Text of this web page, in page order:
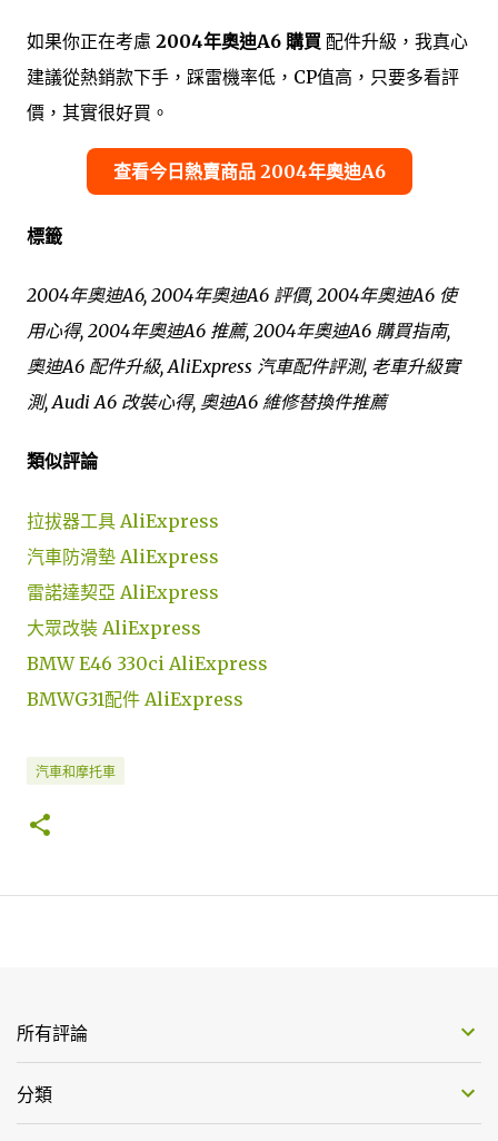
如果你正在考慮 2004年奧迪A6 購買 配件升級，我真心
建議從熱銷款下手，踩雷機率低，CP值高，只要多看評
價，其實很好買。
查看今日熱賣商品 2004年奧迪A6
標籤
2004年奧迪A6, 2004年奧迪A6 評價, 2004年奧迪A6 使
用心得, 2004年奧迪A6 推薦, 2004年奧迪A6 購買指南,
奧迪A6 配件升級, AliExpress 汽車配件評測, 老車升級實
測, Audi A6 改裝心得, 奧迪A6 維修替換件推薦
類似評論
拉拔器工具 AliExpress
汽車防滑墊 AliExpress
雷諾達契亞 AliExpress
大眾改裝 AliExpress
BMW E46 330ci AliExpress
BMWG31配件 AliExpress
汽車和摩托車
所有評論
分類